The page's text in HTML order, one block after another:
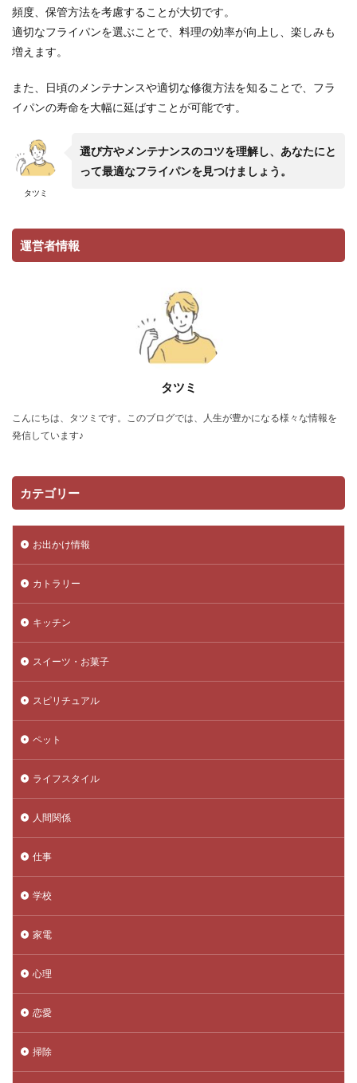
頻度、保管方法を考慮することが大切です。
適切なフライパンを選ぶことで、料理の効率が向上し、楽しみも
増えます。
また、日頃のメンテナンスや適切な修復方法を知ることで、フラ
イパンの寿命を大幅に延ばすことが可能です。
タツミ
選び方やメンテナンスのコツを理解し、あなたにと
って最適なフライパンを見つけましょう。
運営者情報
タツミ
こんにちは、タツミです。このブログでは、人生が豊かになる様々な情報を
発信しています♪
カテゴリー
お出かけ情報
カトラリー
キッチン
スイーツ・お菓子
スピリチュアル
ペット
ライフスタイル
人間関係
仕事
学校
家電
心理
恋愛
掃除